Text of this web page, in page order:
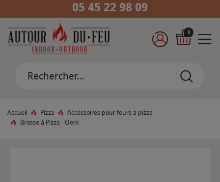
05 45 22 98 09
0
Accueil Pizza
Accessoires pour fours à pizza
Brosse à Pizza - Ooni